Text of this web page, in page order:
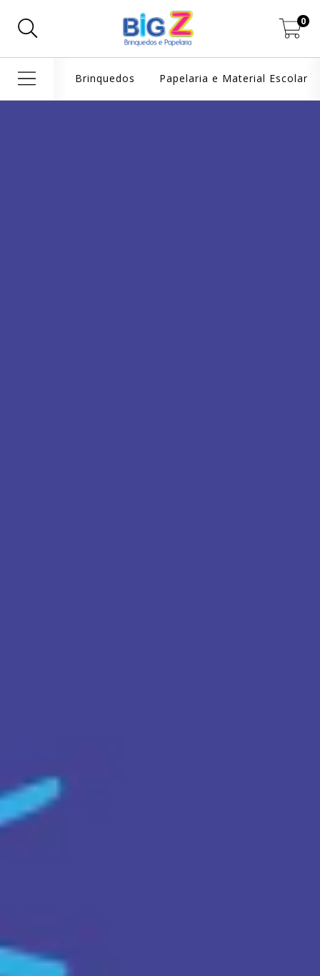
0
Brinquedos Papelaria e Material Escolar